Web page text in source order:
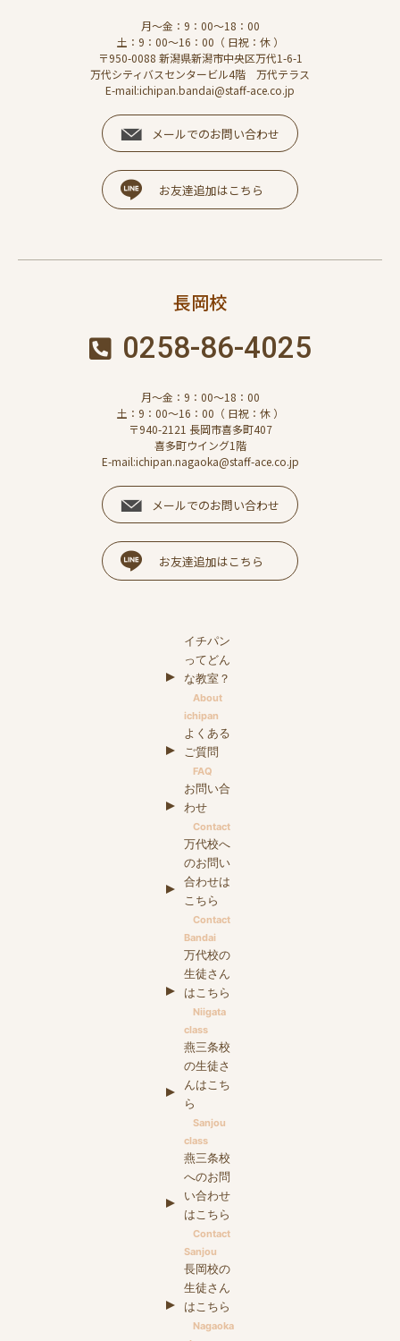
月～金：9：00～18：00
土：9：00～16：00（ 日祝：休 ）
〒950-0088 新潟県新潟市中央区万代1-6-1
万代シティバスセンタービル4階 万代テラス
E-mail:ichipan.bandai@staff-ace.co.jp
メールでのお問い合わせ
お友達追加はこちら
長岡校
0258-86-4025
月～金：9：00～18：00
土：9：00～16：00（ 日祝：休 ）
〒940-2121 長岡市喜多町407
喜多町ウイング1階
E-mail:ichipan.nagaoka@staff-ace.co.jp
メールでのお問い合わせ
お友達追加はこちら
イチパン
ってどん
な教室？
About
ichipan
よくある
ご質問
FAQ
お問い合
わせ
Contact
万代校へ
のお問い
合わせは
こちら
Contact
Bandai
万代校の
生徒さん
はこちら
Niigata
class
燕三条校
の生徒さ
んはこち
ら
Sanjou
class
燕三条校
へのお問
い合わせ
はこちら
Contact
Sanjou
長岡校の
生徒さん
はこちら
Nagaoka